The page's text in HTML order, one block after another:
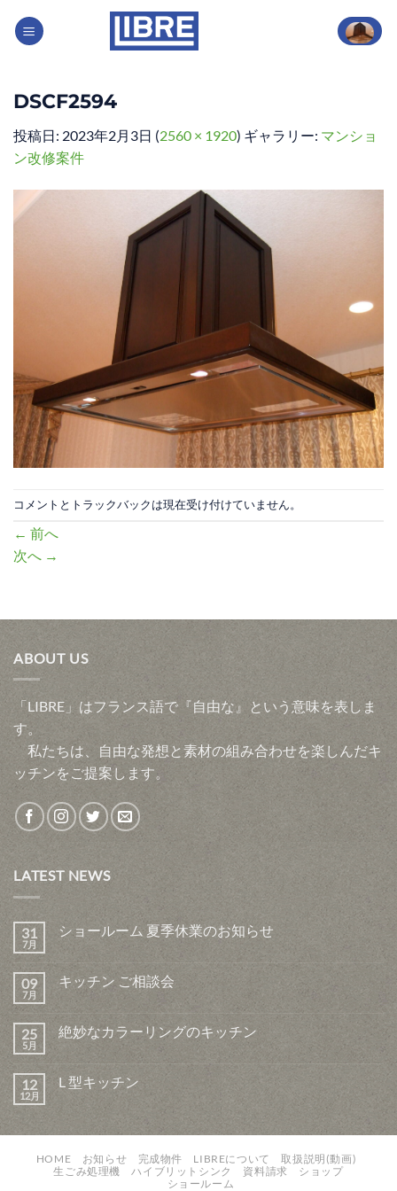
DSCF2594
投稿日: 2023年2月3日 (2560 × 1920) ギャラリー: マンショ
ン改修案件
コメントとトラックバックは現在受け付けていません。
← 前へ
次へ →
ABOUT US
「LIBRE」はフランス語で『自由な』という意味を表しま
す。
私たちは、自由な発想と素材の組み合わせを楽しんだキ
ッチンをご提案します。
LATEST NEWS
31
7月
ショールーム 夏季休業のお知らせ
09
7月
キッチン ご相談会
25
5月
絶妙なカラーリングのキッチン
12
12月
L 型キッチン
HOME お知らせ 完成物件 LIBREについて
取扱説明(動画)
生ごみ処理機
ハイブリットシンク 資料請求
ショップ
ショールーム